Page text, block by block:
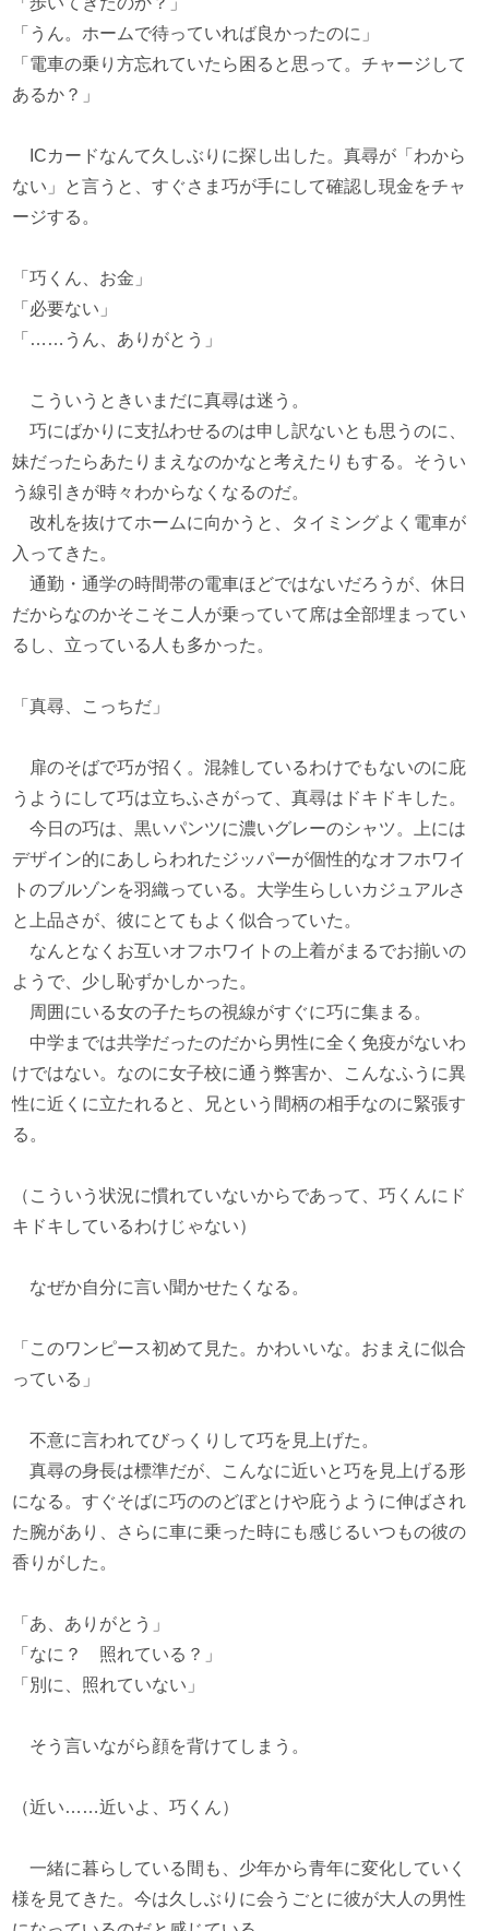
「うん。ホームで待っていれば良かったのに」
「電車の乗り方忘れていたら困ると思って。チャージして
あるか？」
ICカードなんて久しぶりに探し出した。真尋が「わから
ない」と言うと、すぐさま巧が手にして確認し現金をチャ
ージする。
「巧くん、お金」
「必要ない」
「……うん、ありがとう」
こういうときいまだに真尋は迷う。
巧にばかりに支払わせるのは申し訳ないとも思うのに、
妹だったらあたりまえなのかなと考えたりもする。そうい
う線引きが時々わからなくなるのだ。
改札を抜けてホームに向かうと、タイミングよく電車が
入ってきた。
通勤・通学の時間帯の電車ほどではないだろうが、休日
だからなのかそこそこ人が乗っていて席は全部埋まってい
るし、立っている人も多かった。
「真尋、こっちだ」
扉のそばで巧が招く。混雑しているわけでもないのに庇
うようにして巧は立ちふさがって、真尋はドキドキした。
今日の巧は、黒いパンツに濃いグレーのシャツ。上には
デザイン的にあしらわれたジッパーが個性的なオフホワイ
トのブルゾンを羽織っている。大学生らしいカジュアルさ
と上品さが、彼にとてもよく似合っていた。
なんとなくお互いオフホワイトの上着がまるでお揃いの
ようで、少し恥ずかしかった。
周囲にいる女の子たちの視線がすぐに巧に集まる。
中学までは共学だったのだから男性に全く免疫がないわ
けではない。なのに女子校に通う弊害か、こんなふうに異
性に近くに立たれると、兄という間柄の相手なのに緊張す
る。
（こういう状況に慣れていないからであって、巧くんにド
キドキしているわけじゃない）
なぜか自分に言い聞かせたくなる。
「このワンピース初めて見た。かわいいな。おまえに似合
っている」
不意に言われてびっくりして巧を見上げた。
真尋の身長は標準だが、こんなに近いと巧を見上げる形
になる。すぐそばに巧ののどぼとけや庇うように伸ばされ
た腕があり、さらに車に乗った時にも感じるいつもの彼の
香りがした。
「あ、ありがとう」
「なに？ 照れている？」
「別に、照れていない」
そう言いながら顔を背けてしまう。
（近い……近いよ、巧くん）
一緒に暮らしている間も、少年から青年に変化していく
様を見てきた。今は久しぶりに会うごとに彼が大人の男性